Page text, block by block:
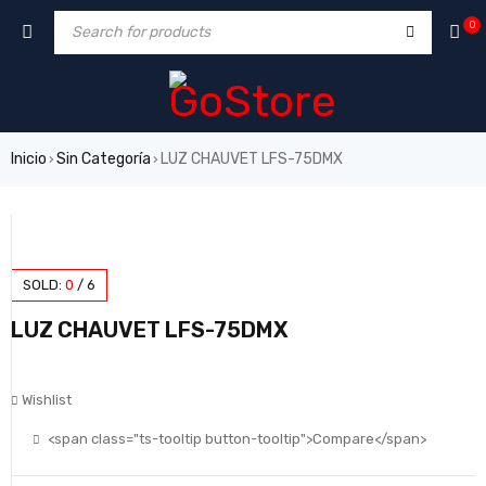
0
Inicio › Sin Categoría › LUZ CHAUVET LFS-75DMX
SOLD: 0 / 6
LUZ CHAUVET LFS-75DMX
Wishlist
<span class="ts-tooltip button-tooltip">Compare</span>